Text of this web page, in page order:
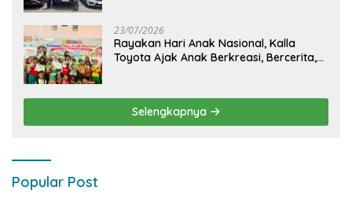
23/07/2026
Rayakan Hari Anak Nasional, Kalla
Toyota Ajak Anak Berkreasi, Bercerita,
Selengkapnya
Popular Post